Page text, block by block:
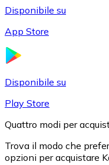
Disponibile su
App Store
Disponibile su
Play Store
Quattro modi per
Trova il modo che
opzioni per acquistare